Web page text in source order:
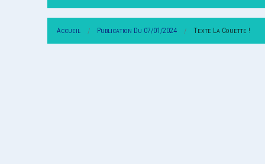
Accueil Publication Du 07/01/2024 Texte La Couette !